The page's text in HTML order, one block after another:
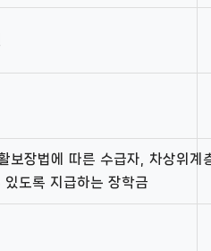
보장법에 따른 수급자, 차상위계
도록 지급하는 장학금